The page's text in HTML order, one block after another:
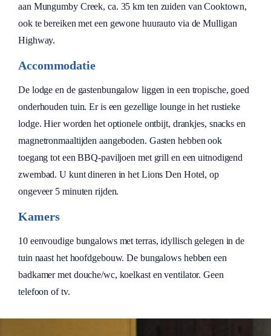
aan Mungumby Creek, ca. 35 km ten zuiden van Cooktown,
ook te bereiken met een gewone huurauto via de Mulligan
Highway.
Accommodatie
De lodge en de gastenbungalow liggen in een tropische, goed
onderhouden tuin. Er is een gezellige lounge in het rustieke
lodge. Hier worden het optionele ontbijt, drankjes, snacks en
magnetronmaaltijden aangeboden. Gasten hebben ook
toegang tot een BBQ-paviljoen met grill en een uitnodigend
zwembad. U kunt dineren in het Lions Den Hotel, op
ongeveer 5 minuten rijden.
Kamers
10 eenvoudige bungalows met terras, idyllisch gelegen in de
tuin naast het hoofdgebouw. De bungalows hebben een
badkamer met douche/wc, koelkast en ventilator. Geen
telefoon of tv.